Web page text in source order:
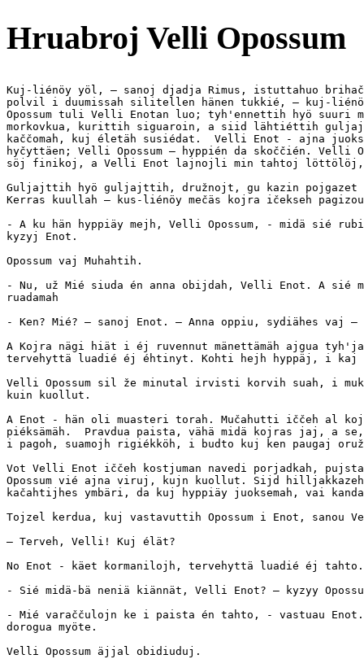
Hruabroj Velli Opossum
Kuj-liénöy yöl, — sanoj djadja Rimus, istuttahuo
polvil i duumissah silitellen hänen tukkié, — kuj-
Opossum tuli Velli Enotan luo; tyh'ennettih hyö suuri
morkovkua, kurittih siguaroin, a siid lähtiéttih
kaččomah, kuj életäh susiédat.  Velli Enot - ajna
hyčyttäen; Velli Opossum — hyppién da skoččién. Velli
söj finikoj, a Velli Enot lajnojli min tahtoj
Guljajttih hyö guljajttih, družnojt, gu kazin pojgazet
Kerras kuullah — kus-liénöy mečäs kojra ičekseh
- A ku hän hyppiäy mejh, Velli Opossum, - midä sié
kyzyj Enot.
Opossum vaj Muhahtih.
- Nu, už Mié siuda én anna obijdah, Velli Enot. A sié
ruadamah
- Ken? Mié? — sanoj Enot. — Anna oppiu, sydiähes vaj
A Kojra nägi hiät i éj ruvennut mänettämäh ajgua
tervehyttä luadié éj éhtinyt. Kohti hejh hyppäj, i
Velli Opossum sil že minutal irvisti korvih suah, i
kuin kuollut.
A Enot - hän oli muasteri torah. Mučahutti iččeh al
piéksämäh.  Pravdua paista, vähä midä kojras jaj, a
i pagoh, suamojh rigiékköh, i budto kuj ken paugaj
Vot Velli Enot iččeh kostjuman navedi porjadkah,
Opossum vié ajna viruj, kujn kuollut. Sijd
kačahtijhes ymbäri, da kuj hyppiäy juoksemah, vai
Tojzel kerdua, kuj vastavuttih Opossum i Enot, sanou
— Terveh, Velli! Kuj élät?
No Enot - käet kormanilojh, tervehyttä luadié éj tahto.
- Sié midä-bä neniä kiännät, Velli Enot? — kyzyy
- Mié varaččulojn ke i paista én tahto, - vastuau Enot.
dorogua myöte.
Velli Opossum äjjal obidiuduj.